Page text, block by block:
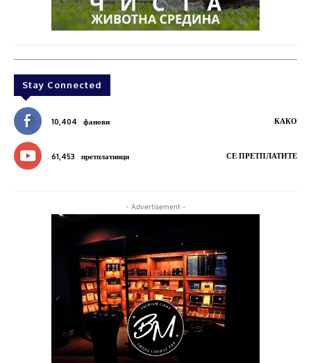
Stay Connected
10,404 фанови КАКО
61,453 претплатници СЕ ПРЕТПЛАТИТЕ
- Advertisement -